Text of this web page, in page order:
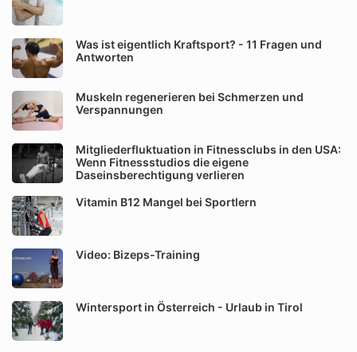
Was ist eigentlich Kraftsport? - 11 Fragen und
Antworten
Muskeln regenerieren bei Schmerzen und
Verspannungen
Mitgliederfluktuation in Fitnessclubs in den USA:
Wenn Fitnessstudios die eigene
Daseinsberechtigung verlieren
Vitamin B12 Mangel bei Sportlern
Video: Bizeps-Training
Wintersport in Österreich - Urlaub in Tirol